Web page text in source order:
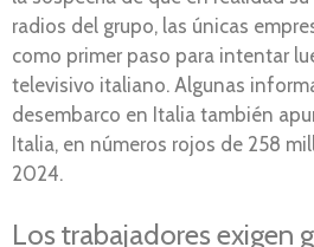
radios del grupo, las únicas
como primer paso para intentar
televisivo italiano. Algunas
desembarco en Italia también
Italia, en números rojos de 258
2024.
Los trabajadores exigen